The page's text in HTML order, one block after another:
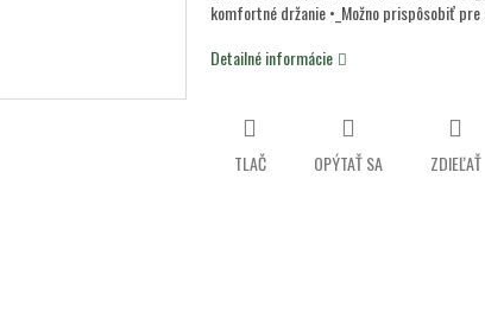
komfortné držanie •_Možno prispôsobiť
Detailné informácie
TLAČ OPÝTAŤ SA ZDIEĽAŤ